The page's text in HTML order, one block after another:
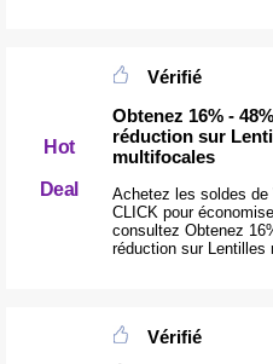
Hot
Deal
Vérifié
Obtenez 16% -
réduction sur
multifocales
Achetez les soldes de
CLICK pour
consultez Obtenez
réduction sur Lentilles
Vérifié